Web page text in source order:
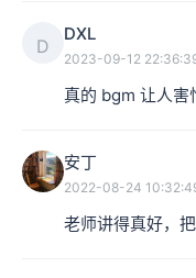
D
DXL
2023-09-12
真的 bgm 让人害
安丁
2022-08-24
老师讲得真好，